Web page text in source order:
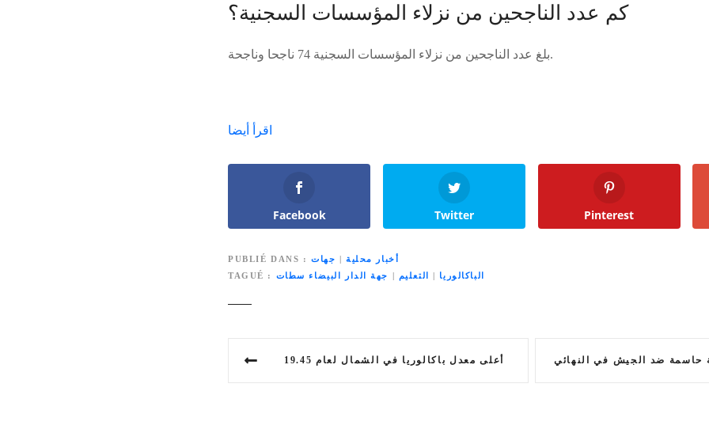
كم عدد الناجحين من نزلاء المؤسسات السجنية؟
بلغ عدد الناجحين من نزلاء المؤسسات السجنية 74 ناجحا وناجحة.
اقرأ أيضا
Facebook Twitter Pinterest
PUBLIÉ DANS أخبار محلية | جهات
TAGUÉ
الباكالوريا | التعليم | جهة الدار البيضاء سطات
أعلى معدل باكالوريا في الشمال لعام 19.45 حاسمة ضد الجيش في النهائي